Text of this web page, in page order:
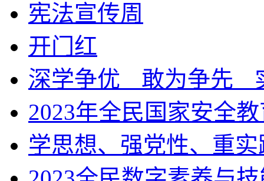
宪法宣传周
开门红
深学争优ㅤ敢为争先ㅤ
2023年全民国家安全
学思想、强党性、重